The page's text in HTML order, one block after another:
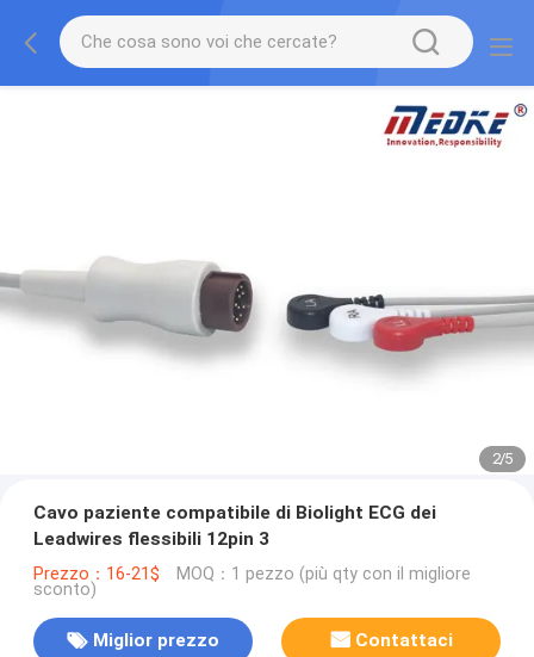
2/5
Cavo paziente compatibile di Biolight ECG dei
Leadwires flessibili 12pin 3
Prezzo：16-21$ MOQ：1 pezzo (più qty con il migliore
sconto)
Miglior prezzo Contattaci